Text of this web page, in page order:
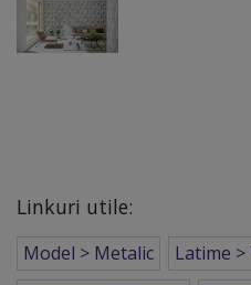
Linkuri utile:
Model > Metalic
Latime >